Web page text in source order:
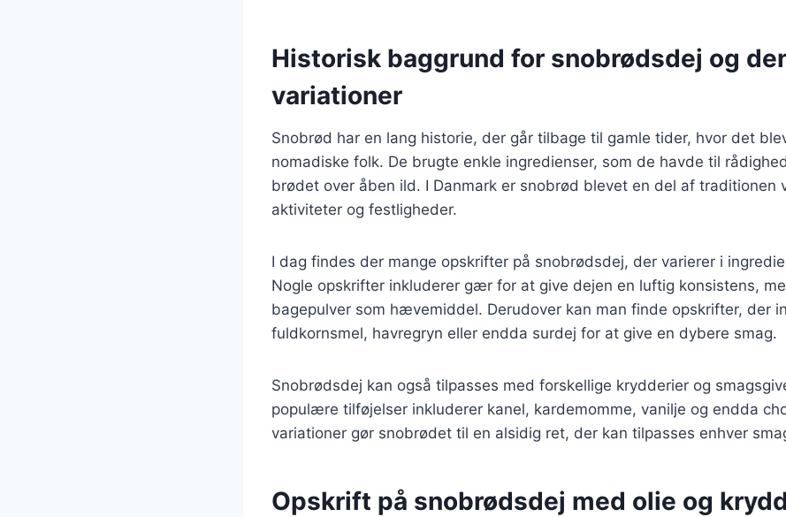
Historisk baggrund for snobrødsdej og
variationer
Snobrød har en lang historie, der går tilbage til gamle tider, hvor det
nomadiske folk. De brugte enkle ingredienser, som de havde til
brødet over åben ild. I Danmark er snobrød blevet en del af traditionen
aktiviteter og festligheder.
I dag findes der mange opskrifter på snobrødsdej, der varierer i
Nogle opskrifter inkluderer gær for at give dejen en luftig konsistens,
bagepulver som hævemiddel. Derudover kan man finde opskrifter, der
fuldkornsmel, havregryn eller endda surdej for at give en dybere smag.
Snobrødsdej kan også tilpasses med forskellige krydderier og
populære tilføjelser inkluderer kanel, kardemomme, vanilje og endda
variationer gør snobrødet til en alsidig ret, der kan tilpasses enhver
Opskrift på snobrødsdej med olie og